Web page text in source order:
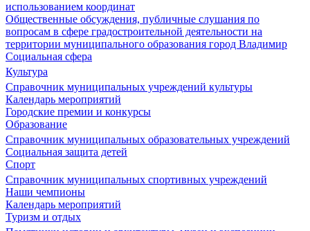
использованием координат
Общественные обсуждения, публичные слушания по
вопросам в сфере градостроительной деятельности на
территории муниципального образования город Владимир
Социальная сфера
Культура
Справочник муниципальных учреждений культуры
Календарь мероприятий
Городские премии и конкурсы
Образование
Справочник муниципальных образовательных учреждений
Социальная защита детей
Спорт
Справочник муниципальных спортивных учреждений
Наши чемпионы
Календарь мероприятий
Туризм и отдых